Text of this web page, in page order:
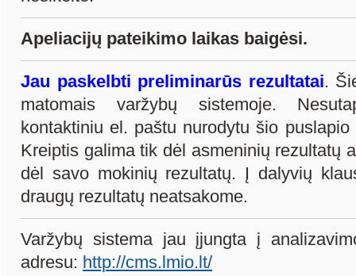
Apeliacijų pateikimo laikas baigėsi.
Jau paskelbti preliminarūs rezultatai.
matomais varžybų sistemoje.
kontaktiniu el. paštu nurodytu šio
Kreiptis galima tik dėl asmeninių rezultatų
dėl savo mokinių rezultatų. Į dalyvių
draugų rezultatų neatsakome.
Varžybų sistema jau įjungta į
adresu: http://cms.lmio.lt/